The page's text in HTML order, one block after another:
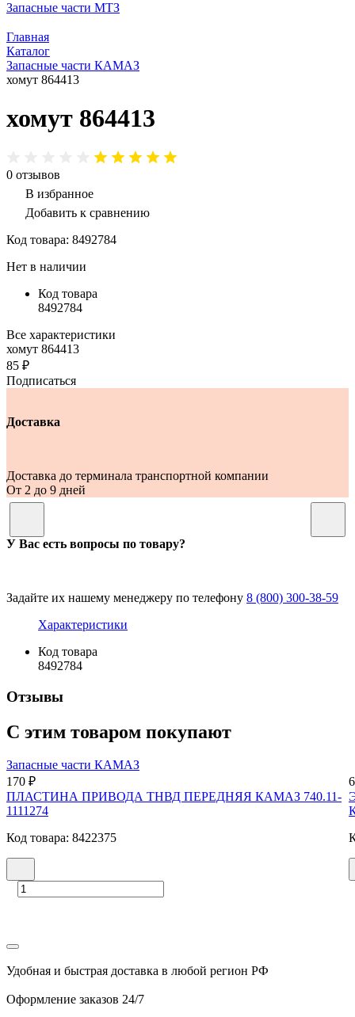
Запасные части МТЗ
Главная
Каталог
Запасные части КАМАЗ
хомут 864413
хомут 864413
0 отзывов
В избранное
Добавить к сравнению
Код товара: 8492784
Нет в наличии
Код товара
8492784
Все характеристики
хомут 864413
85 ₽
Подписаться
Доставка
Доставка до терминала транспортной компании
От 2 до 9 дней
У Вас есть вопросы по товару?
Задайте их нашему менеджеру по телефону 8 (800) 300-38-59
Характеристики
Код товара
8492784
Отзывы
С этим товаром покупают
Запасные части КАМАЗ
170 ₽
ПЛАСТИНА ПРИВОДА ТНВД ПЕРЕДНЯЯ КАМАЗ 740.11-
1111274
Код товара: 8422375
Удобная и быстрая доставка в любой регион РФ
Оформление заказов 24/7